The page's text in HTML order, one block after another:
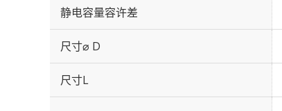
静电容量容许差
尺寸⌀ D
尺寸L